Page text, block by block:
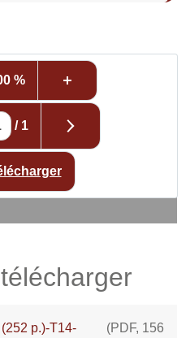
%
/ 1
p.)-T14-
(PDF, 156